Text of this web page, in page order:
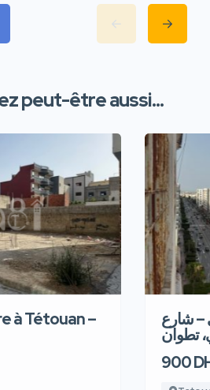
peut-être aussi...
à Tétouan – – شارع
تطوان
900